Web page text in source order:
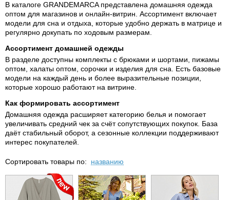
В каталоге GRANDEMARCA представлена домашняя одежда
оптом для магазинов и онлайн-витрин. Ассортимент включает
модели для сна и отдыха, которые удобно держать в матрице и
регулярно докупать по ходовым размерам.
Ассортимент домашней одежды
В разделе доступны комплекты с брюками и шортами, пижамы
оптом халаты оптом , сорочки и изделия для сна. Есть базовые
модели на каждый день и более выразительные позиции,
которые хорошо работают на витрине.
Как формировать ассортимент
Домашняя одежда расширяет категорию белья и помогает
увеличивать средний чек за счёт сопутствующих покупок. База
даёт стабильный оборот, а сезонные коллекции поддерживают
интерес покупателей.
Сортировать товары по: названию